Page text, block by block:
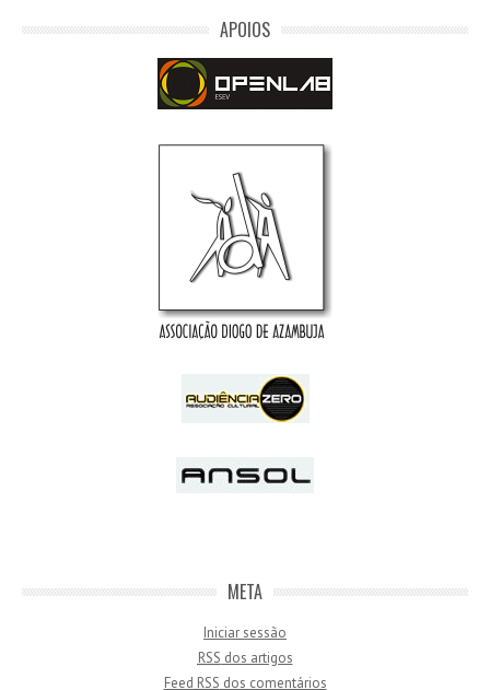
APOIOS
META
Iniciar sessão
RSS dos artigos
Feed RSS dos comentários